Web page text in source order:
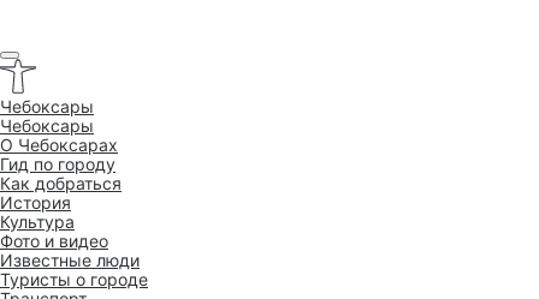
Чебоксары
Чебоксары
O Чебоксарах
Гид по городу
Как добраться
История
Культура
Фото и видео
Известные люди
Туристы о городе